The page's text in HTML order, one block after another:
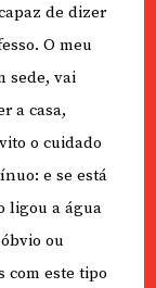
de dizer
O meu
sede, vai
a casa,
o cuidado
e se está
ligou a água
ou
com este tipo